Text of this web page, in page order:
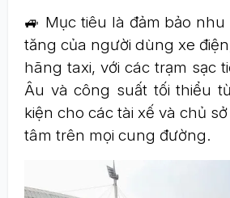
🚙 Mục tiêu là đảm bảo
tăng của người dùng xe
hãng taxi, với các trạm sạc
Âu và công suất tối thiểu
kiện cho các tài xế và chủ
tâm trên mọi cung đường.